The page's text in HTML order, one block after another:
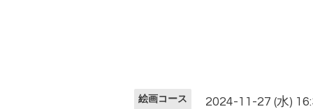
絵画コース 2024-11-27 (水)